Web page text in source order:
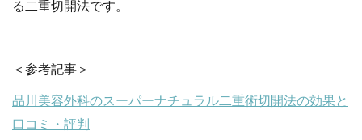
る二重切開法です。
＜参考記事＞
品川美容外科のスーパーナチュラル二重術切開法の効果と
口コミ・評判